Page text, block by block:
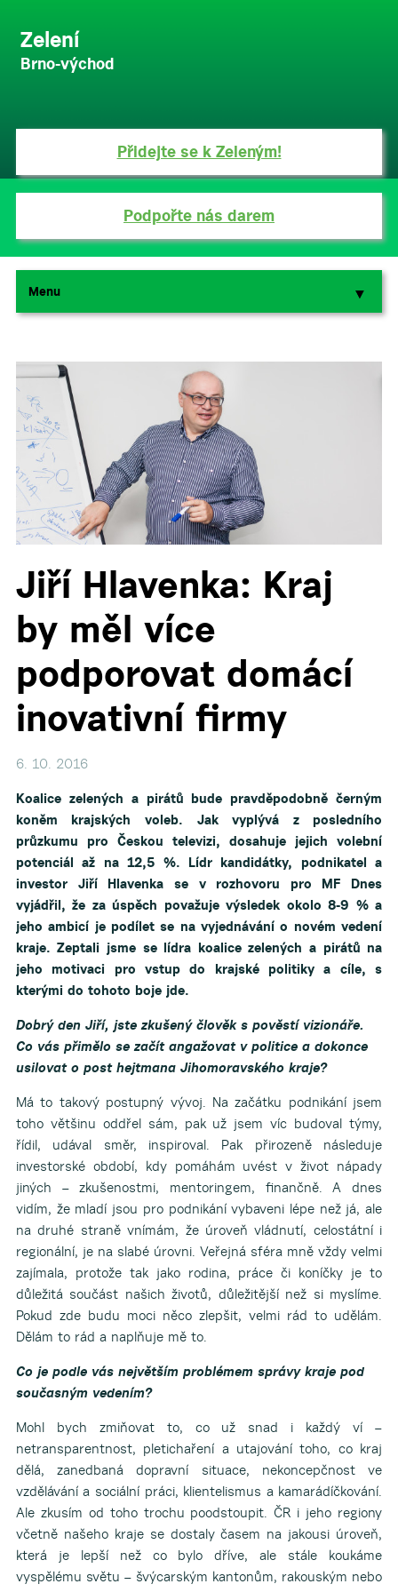
Zelení
Brno-východ
Přidejte se k Zeleným!
Podpořte nás darem
Menu ▼
▼
Jiří Hlavenka: Kraj
by měl více
podporovat domácí
inovativní firmy
6. 10. 2016
Koalice zelených a pirátů bude pravděpodobně černým
koněm krajských voleb. Jak vyplývá z posledního
průzkumu pro Českou televizi, dosahuje jejich volební
potenciál až na 12,5 %. Lídr kandidátky, podnikatel a
investor Jiří Hlavenka se v rozhovoru pro MF Dnes
vyjádřil, že za úspěch považuje výsledek okolo 8-9 % a
jeho ambicí je podílet se na vyjednávání o novém vedení
kraje. Zeptali jsme se lídra koalice zelených a pirátů na
jeho motivaci pro vstup do krajské politiky a cíle, s
kterými do tohoto boje jde.
Dobrý den Jiří, jste zkušený člověk s pověstí vizionáře.
Co vás přimělo se začít angažovat v politice a dokonce
usilovat o post hejtmana Jihomoravského kraje?
Má to takový postupný vývoj. Na začátku podnikání jsem
toho většinu oddřel sám, pak už jsem víc budoval týmy,
řídil, udával směr, inspiroval. Pak přirozeně následuje
investorské období, kdy pomáhám uvést v život nápady
jiných – zkušenostmi, mentoringem, finančně. A dnes
vidím, že mladí jsou pro podnikání vybaveni lépe než já, ale
na druhé straně vnímám, že úroveň vládnutí, celostátní i
regionální, je na slabé úrovni. Veřejná sféra mně vždy velmi
zajímala, protože tak jako rodina, práce či koníčky je to
důležitá součást našich životů, důležitější než si myslíme.
Pokud zde budu moci něco zlepšit, velmi rád to udělám.
Dělám to rád a naplňuje mě to.
Co je podle vás největším problémem správy kraje pod
současným vedením?
Mohl bych zmiňovat to, co už snad i každý ví –
netransparentnost, pletichaření a utajování toho, co kraj
dělá, zanedbaná dopravní situace, nekoncepčnost ve
vzdělávání a sociální práci, klientelismus a kamarádíčkování.
Ale zkusím od toho trochu poodstoupit. ČR i jeho regiony
včetně našeho kraje se dostaly časem na jakousi úroveň,
která je lepší než co bylo dříve, ale stále koukáme
vyspělému světu – švýcarským kantonům, rakouským nebo